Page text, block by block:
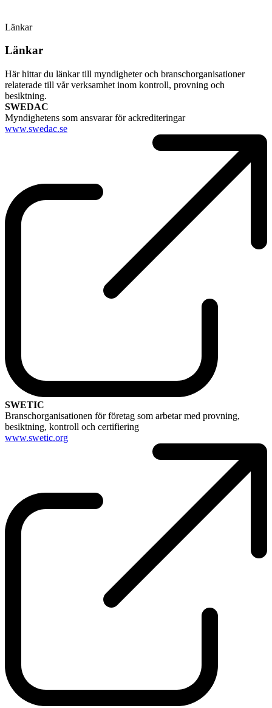
Länkar
Länkar
Här hittar du länkar till myndigheter och branschorganisationer
relaterade till vår verksamhet inom kontroll, provning och
besiktning.
SWEDAC
Myndighetens som ansvarar för ackrediteringar
www.swedac.se
SWETIC
Branschorganisationen för företag som arbetar med provning,
besiktning, kontroll och certifiering
www.swetic.org